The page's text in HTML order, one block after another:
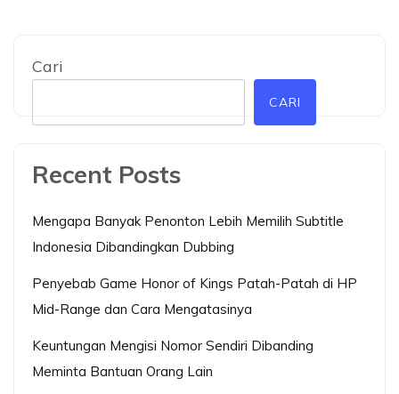
Cari
CARI
Recent Posts
Mengapa Banyak Penonton Lebih Memilih Subtitle
Indonesia Dibandingkan Dubbing
Penyebab Game Honor of Kings Patah-Patah di HP
Mid-Range dan Cara Mengatasinya
Keuntungan Mengisi Nomor Sendiri Dibanding
Meminta Bantuan Orang Lain